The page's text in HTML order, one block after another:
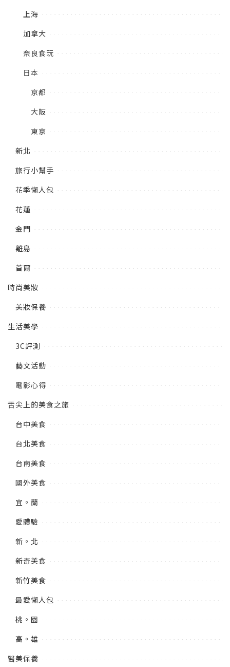
上海
加拿大
奈良食玩
日本
京都
大阪
東京
新北
旅行小幫手
花季懶人包
花蓮
金門
離島
首爾
時尚美妝
美妝保養
生活美學
3C評測
藝文活動
電影心得
舌尖上的美食之旅
台中美食
台北美食
台南美食
國外美食
宜。蘭
愛體驗
新。北
新奇美食
新竹美食
最愛懶人包
桃。園
高。雄
醫美保養